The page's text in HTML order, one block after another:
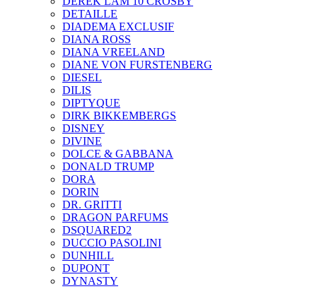
DETAILLE
DIADEMA EXCLUSIF
DIANA ROSS
DIANA VREELAND
DIANE VON FURSTENBERG
DIESEL
DILIS
DIPTYQUE
DIRK BIKKEMBERGS
DISNEY
DIVINE
DOLCE & GABBANA
DONALD TRUMP
DORA
DORIN
DR. GRITTI
DRAGON PARFUMS
DSQUARED2
DUCCIO PASOLINI
DUNHILL
DUPONT
DYNASTY